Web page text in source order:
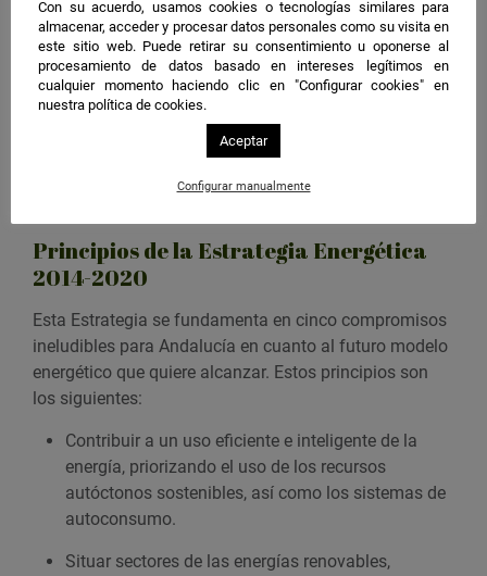
Andaluza de la Energía se traslada a Málaga donde el
arquitecto del ayuntamiento de Málaga, Salvador
Moreno, hablará sobre Urbanismo Sostenible y Smart
Cities. Finalizará esta ronda de jornadas en Sevilla el
31 de marzo, donde José Domínguez Abascal,
Secretario General Técnico de Abengoa, versará en su
exposición sobre desarrollo tecnológico e
Principios de la Estrategia Energética
2014-2020
Esta Estrategia se fundamenta en cinco compromisos
ineludibles para Andalucía en cuanto al futuro modelo
energético que quiere alcanzar. Estos principios son
los siguientes:
Contribuir a un uso eficiente e inteligente de la
energía, priorizando el uso de los recursos
autóctonos sostenibles, así como los sistemas de
autoconsumo.
Situar sectores de las energías renovables,
Con su acuerdo, usamos cookies o tecnologías similares para
almacenar, acceder y procesar datos personales como su visita en
este sitio web. Puede retirar su consentimiento u oponerse al
procesamiento de datos basado en intereses legítimos en
cualquier momento haciendo clic en "Configurar cookies" en
nuestra política de cookies.
Aceptar
Configurar manualmente